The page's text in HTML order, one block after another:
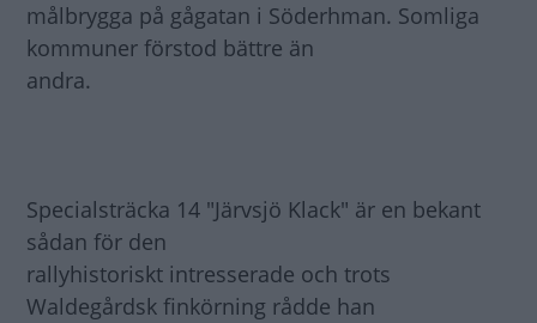
målbrygga på gågatan i Söderhman. Somliga
kommuner förstod bättre än
andra.
Specialsträcka 14 "Järvsjö Klack" är en bekant
sådan för den
rallyhistoriskt intresserade och trots
Waldegårdsk finkörning rådde han